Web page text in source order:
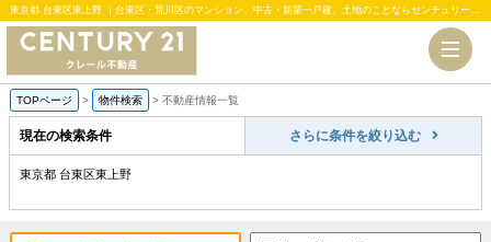
東京都 台東区東上野 ｜台東区・荒川区のマンション、中古・新築一戸建、土地のことならセンチュリー21クレール不動産
TOPページ > 物件検索 > 不動産情報一覧
現在の検索条件 さらに条件を絞り込む
東京都 台東区東上野